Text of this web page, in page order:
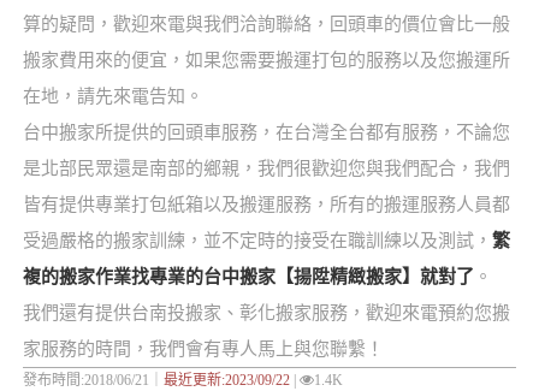
算的疑問，歡迎來電與我們洽詢聯絡，回頭車的價位會比一般
搬家費用來的便宜，如果您需要搬運打包的服務以及您搬運所
在地，請先來電告知。
台中搬家所提供的回頭車服務，在台灣全台都有服務，不論您
是北部民眾還是南部的鄉親，我們很歡迎您與我們配合，我們
皆有提供專業打包紙箱以及搬運服務，所有的搬運服務人員都
受過嚴格的搬家訓練，並不定時的接受在職訓練以及測試， 繁
複的搬家作業找專業的台中搬家【揚陞精緻搬家】就對了 。
我們還有提供台南投搬家、彰化搬家服務，歡迎來電預約您搬
家服務的時間，我們會有專人馬上與您聯繫！
發布時間:2018/06/21｜ 最近更新:2023/09/22|
1.4K